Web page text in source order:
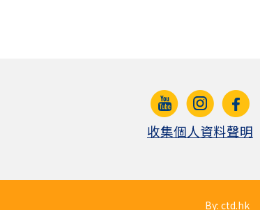
收集個人資料聲明
By: ctd.hk